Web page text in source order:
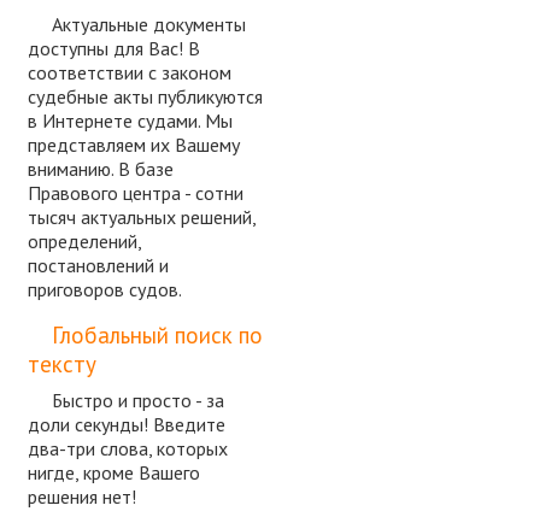
Актуальные документы
доступны для Вас! В
соответствии с законом
судебные акты публикуются
в Интернете судами. Мы
представляем их Вашему
вниманию. В базе
Правового центра - сотни
тысяч актуальных решений,
определений,
постановлений и
приговоров судов.
Глобальный поиск по
тексту
Быстро и просто - за
доли секунды! Введите
два-три слова, которых
нигде, кроме Вашего
решения нет!